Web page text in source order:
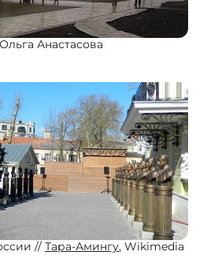
Ольга Анастасова
Тара-Амингу, Wikimedia